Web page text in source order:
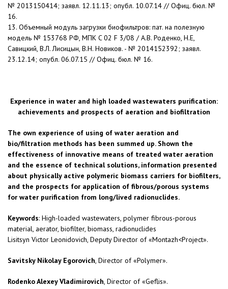
№ 2013150414; заявл. 12.11.13; опубл. 10.07.14 // Офиц. бюл. №
16.
13. Объемный модуль загрузки биофильтров: пат. на полезную
модель № 153768 РФ, МПК C 02 F 3/08 / А.В. Роденко, Н.Е,
Савицкий, В.Л. Лисицын, В.Н. Новиков. - № 2014152392; заявл.
23.12.14; опубл. 06.07.15 // Офиц. бюл. № 16.
Experience in water and high loaded wastewaters purification:
achievements and prospects of aeration and biofiltration
The own experience of using of water aeration and
bio/filtration methods has been summed up. Shown the
effectiveness of innovative means of treated water aeration
and the essence of technical solutions, information presented
about physically active polymeric biomass carriers for biofilters,
and the prospects for application of fibrous/porous systems
for water purification from long/lived radionuclides.
Keywords: High-loaded wastewaters, polymer fibrous-porous
material, aerator, biofilter, biomass, radionuclides
Lisitsyn Victor Leonidovich, Deputy Director of «Montazh<Project».
Savitsky Nikolay Egorovich, Director of «Polymer».
Rodenko Alexey Vladimirovich, Director of «Geflis».